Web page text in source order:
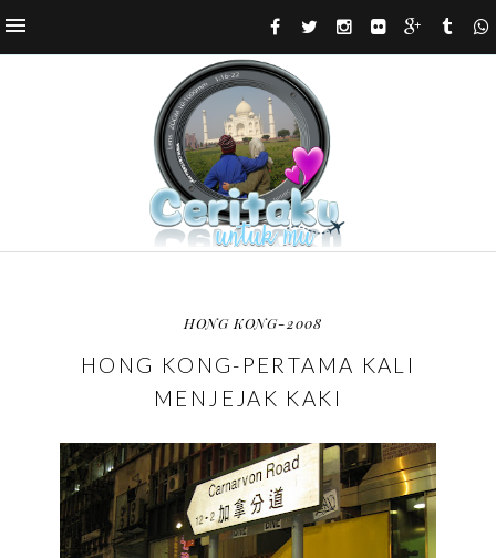
HONG KONG-2008
HONG KONG-PERTAMA KALI
MENJEJAK KAKI